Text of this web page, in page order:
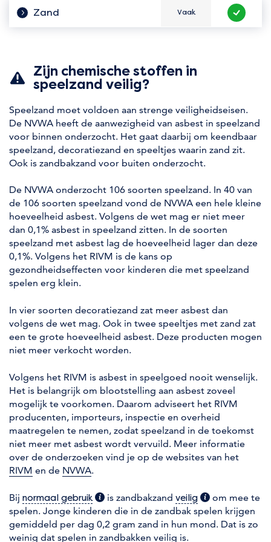
Zand Hoe vaak zit het er in?
Vaak
Veilig te
Zijn chemische stoffen in
speelzand veilig?
Speelzand moet voldoen aan strenge veiligheidseisen.
De NVWA heeft de aanwezigheid van asbest in speelzand
voor binnen onderzocht. Het gaat daarbij om keendbaar
speelzand, decoratiezand en speeltjes waarin zand zit.
Ook is zandbakzand voor buiten onderzocht.
De NVWA onderzocht 106 soorten speelzand. In 40 van
de 106 soorten speelzand vond de NVWA een hele kleine
hoeveelheid asbest. Volgens de wet mag er niet meer
dan 0,1% asbest in speelzand zitten. In de soorten
speelzand met asbest lag de hoeveelheid lager dan deze
0,1%. Volgens het RIVM is de kans op
gezondheidseffecten voor kinderen die met speelzand
spelen erg klein.
In vier soorten decoratiezand zat meer asbest dan
volgens de wet mag. Ook in twee speeltjes met zand zat
een te grote hoeveelheid asbest. Deze producten mogen
niet meer verkocht worden.
Volgens het RIVM is asbest in speelgoed nooit wenselijk.
Het is belangrijk om blootstelling aan asbest zoveel
mogelijk te voorkomen. Daarom adviseert het RIVM
producenten, importeurs, inspectie en overheid
maatregelen te nemen, zodat speelzand in de toekomst
niet meer met asbest wordt vervuild. Meer informatie
over de onderzoeken vind je op de websites van het
RIVM en de NVWA.
Bij normaal gebruik(extra informatie)
is zandbakzand veilig (extraom mee te
spelen. Jonge kinderen die in de zandbak spelen krijgen
gemiddeld per dag 0,2 gram zand in hun mond. Dat is zo
weinig dat spelen in zandbakken veilig is.